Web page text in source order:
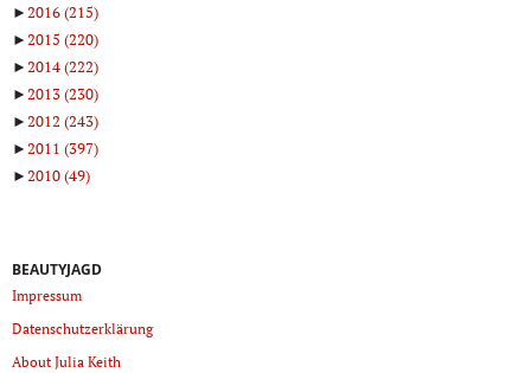
►2016(215)
►2015 (220)
►2014(222)
►2013(230)
►2012 (243)
►2011 (397)
►2010(49)
BEAUTYJAGD
Impressum
Datenschutzerklärung
About Julia Keith